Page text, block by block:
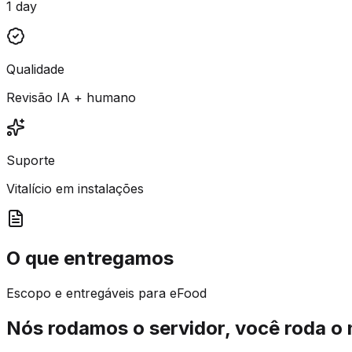
1 day
Qualidade
Revisão IA + humano
Suporte
Vitalício em instalações
O que entregamos
Escopo e entregáveis para eFood
Nós rodamos o servidor, você roda o